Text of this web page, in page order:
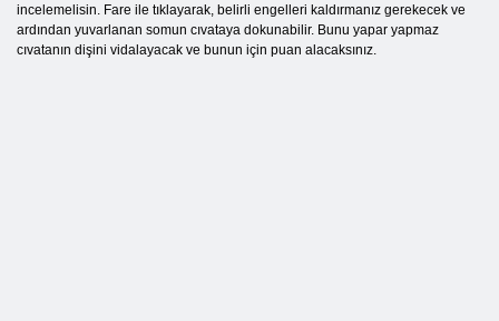
incelemelisin. Fare ile tıklayarak, belirli engelleri kaldırmanız gerekecek ve
ardından yuvarlanan somun cıvataya dokunabilir. Bunu yapar yapmaz
cıvatanın dişini vidalayacak ve bunun için puan alacaksınız.